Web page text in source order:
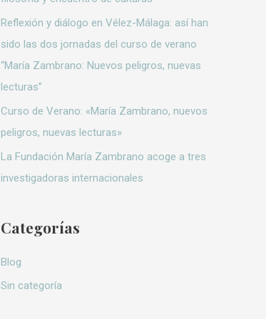
Reflexión y diálogo en Vélez-Málaga: así han
sido las dos jornadas del curso de verano
“María Zambrano: Nuevos peligros, nuevas
lecturas”
Curso de Verano: «María Zambrano, nuevos
peligros, nuevas lecturas»
La Fundación María Zambrano acoge a tres
investigadoras internacionales
Categorías
Blog
Sin categoría